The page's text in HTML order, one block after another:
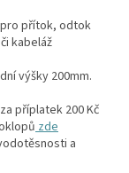
přítok, odtok
kabeláž
výšky 200mm.
příplatek 200 Kč
zde
a